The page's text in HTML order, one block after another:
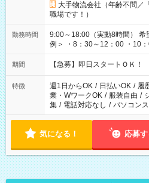
大手物流会社（年齢不問／
職場です！）
勤務時間
9:00～18:00（実動8時間） 希望の時間帯を選べます！ ＜シフト
例＞ ・8：30～12：00 ・10
・13：00～22：00 ・22：00
期間 【急募】即日スタートＯＫ
特徴 週1日からOK / 日払いOK / 履
業・WワークOK / 服装自由 /
集 / 電話対応なし / パソコン
気になる！ 応募す